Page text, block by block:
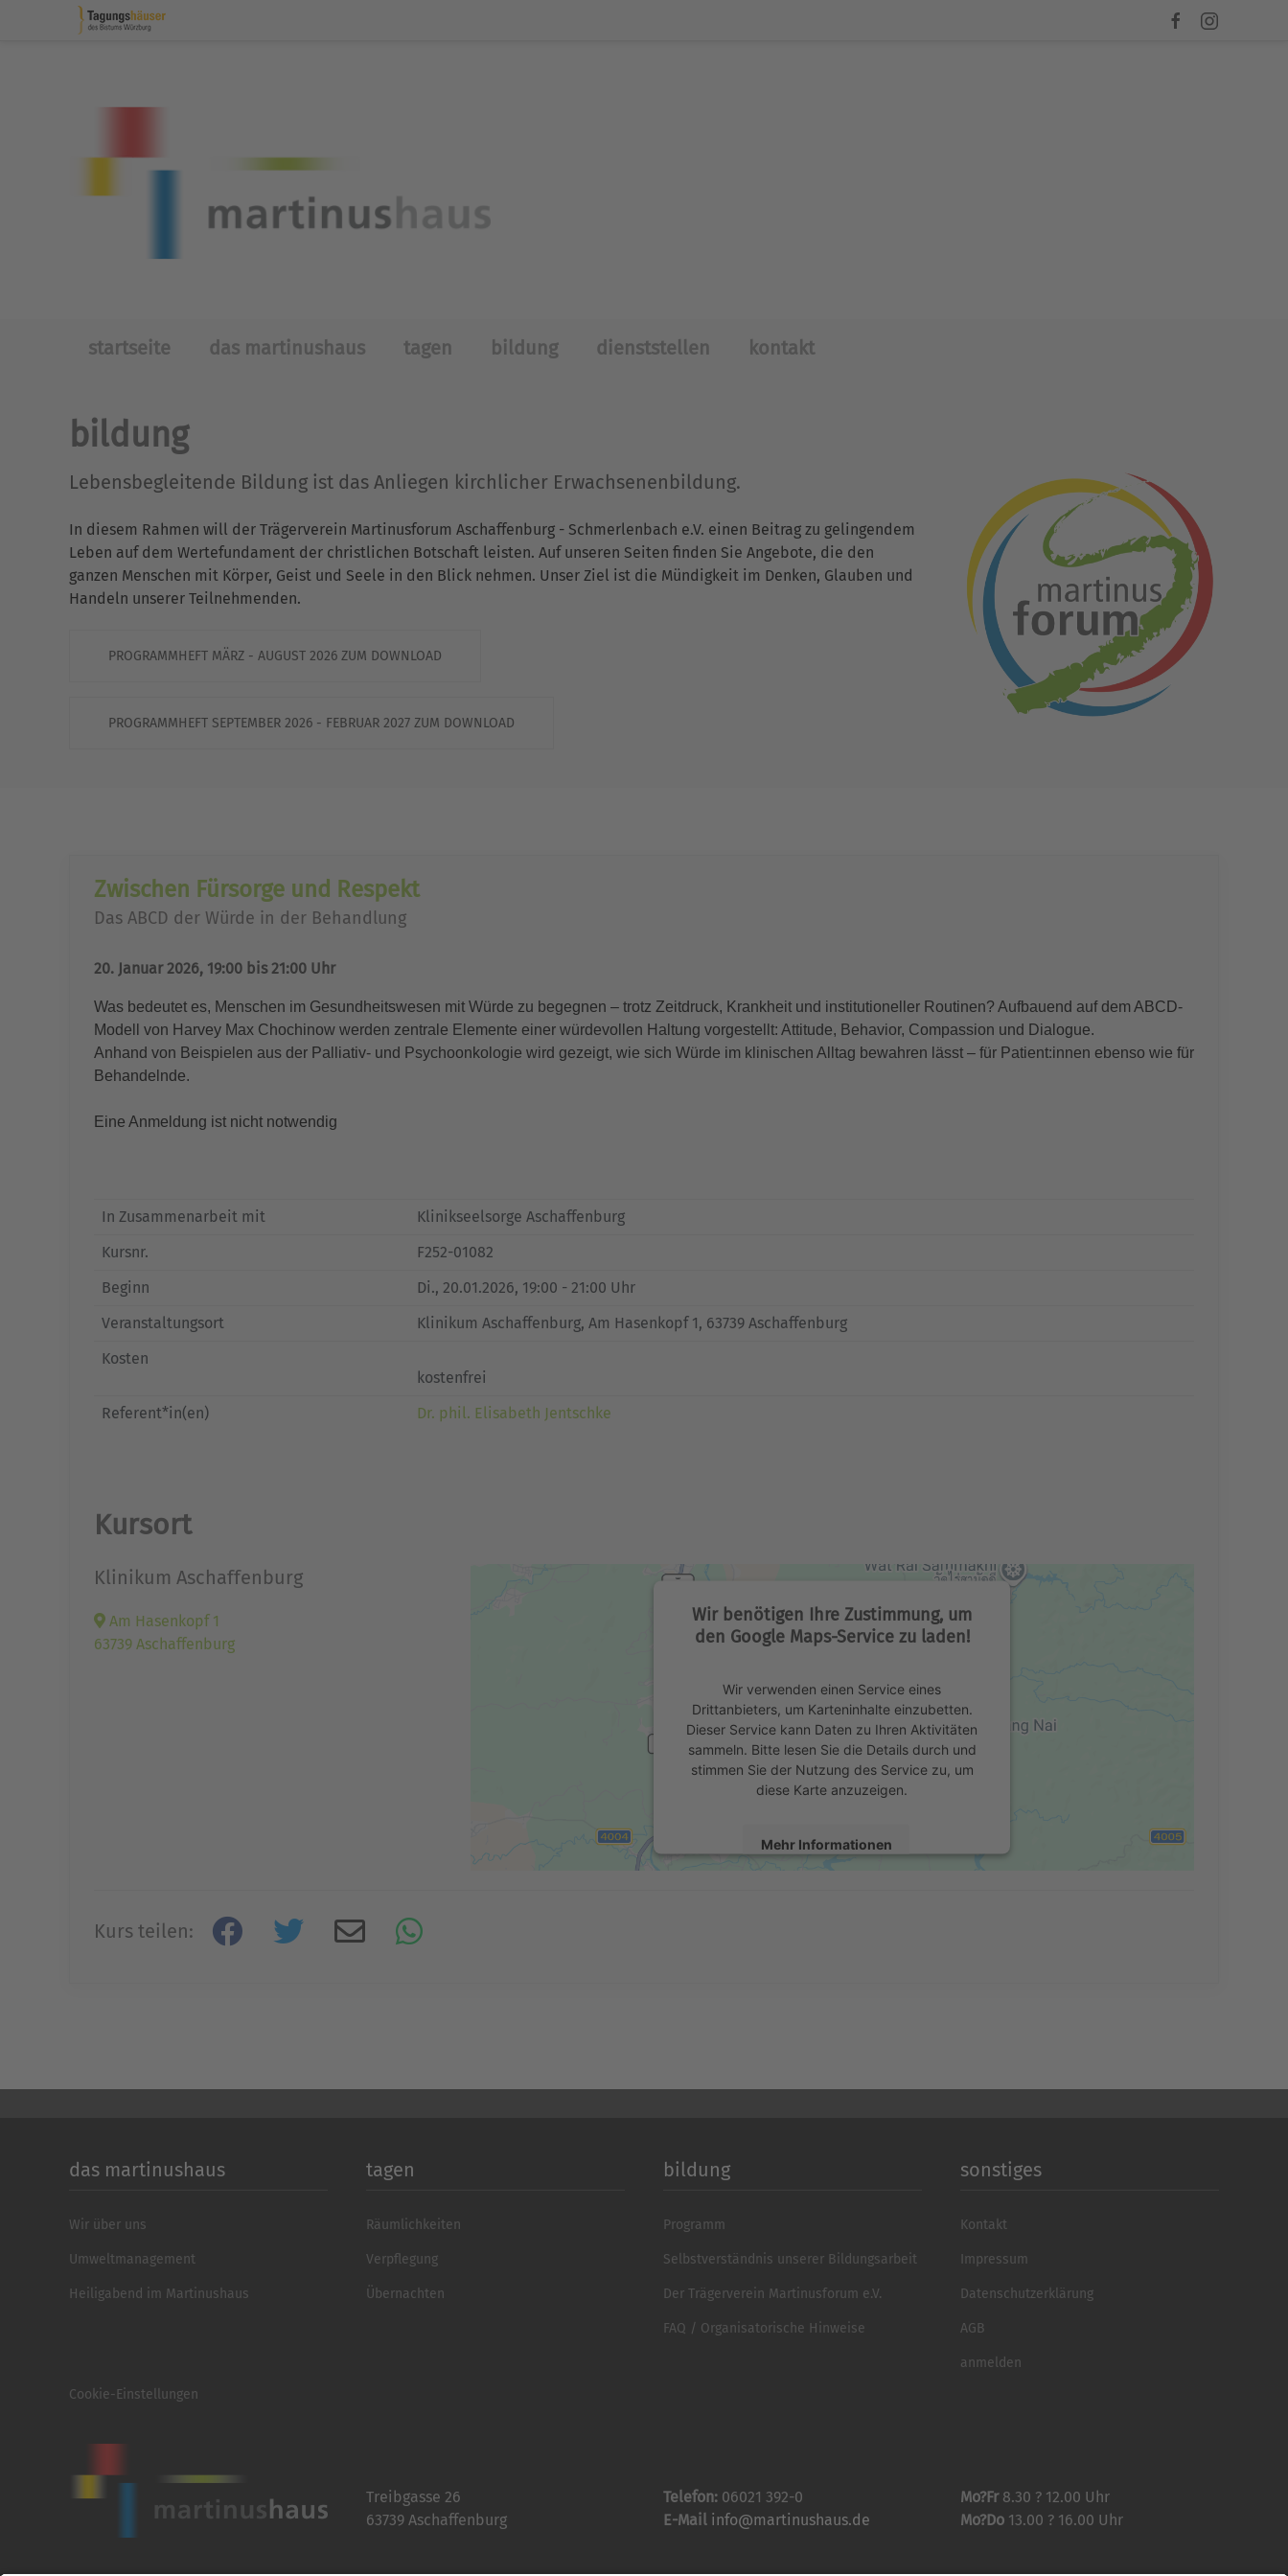
startseite das martinushaus tagen bildung dienststellen kontakt
bildung
Lebensbegleitende Bildung ist das Anliegen kirchlicher Erwachsenenbildung.
In diesem Rahmen will der Trägerverein Martinusforum Aschaffenburg - Schmerlenbach e.V. einen Beitrag zu gelingendem
Leben auf dem Wertefundament der christlichen Botschaft leisten. Auf unseren Seiten finden Sie Angebote, die den
ganzen Menschen mit Körper, Geist und Seele in den Blick nehmen. Unser Ziel ist die Mündigkeit im Denken, Glauben und
Handeln unserer Teilnehmenden.
PROGRAMMHEFT MÄRZ - AUGUST 2026 ZUM DOWNLOAD
PROGRAMMHEFT SEPTEMBER 2026 - FEBRUAR 2027 ZUM DOWNLOAD
Zwischen Fürsorge und Respekt
Das ABCD der Würde in der Behandlung
20. Januar 2026, 19:00 bis 21:00 Uhr
Was bedeutet es, Menschen im Gesundheitswesen mit Würde zu begegnen – trotz Zeitdruck, Krankheit und institutioneller Routinen? Aufbauend auf dem ABCD-
Modell von Harvey Max Chochinow werden zentrale Elemente einer würdevollen Haltung vorgestellt: Attitude, Behavior, Compassion und Dialogue.
Anhand von Beispielen aus der Palliativ- und Psychoonkologie wird gezeigt, wie sich Würde im klinischen Alltag bewahren lässt – für Patient:innen ebenso wie für
Behandelnde.
Eine Anmeldung ist nicht notwendig
In Zusammenarbeit mit
Klinikseelsorge Aschaffenburg
Kursnr.
F252-01082
Beginn
Di., 20.01.2026, 19:00 - 21:00 Uhr
Veranstaltungsort
Klinikum Aschaffenburg, Am Hasenkopf 1, 63739 Aschaffenburg
Kosten
kostenfrei
Referent*in(en)
Dr. phil. Elisabeth Jentschke
Kursort
Klinikum Aschaffenburg
Am Hasenkopf 1
63739 Aschaffenburg
Wir benötigen Ihre Zustimmung, um
den Google Maps-Service zu laden!
Wir verwenden einen Service eines
Drittanbieters, um Karteninhalte einzubetten.
Dieser Service kann Daten zu Ihren Aktivitäten
sammeln. Bitte lesen Sie die Details durch und
stimmen Sie der Nutzung des Service zu, um
diese Karte anzuzeigen.
Mehr Informationen
Kurs teilen:
das martinushaus
Wir über uns
Umweltmanagement
Heiligabend im Martinushaus
tagen
Räumlichkeiten
Verpflegung
Übernachten
bildung
Programm
Selbstverständnis unserer Bildungsarbeit
Der Trägerverein Martinusforum e.V.
FAQ / Organisatorische Hinweise
sonstiges
Kontakt
Impressum
Datenschutzerklärung
AGB
anmelden
Cookie-Einstellungen
Treibgasse 26
63739 Aschaffenburg
Telefon: 06021 392-0
E-Mail info@martinushaus.de
Mo?Fr 8.30 ? 12.00 Uhr
Mo?Do 13.00 ? 16.00 Uhr